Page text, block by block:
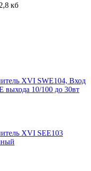
кб
XVI SWE104, Вход
выхода 10/100 до 30вт
XVI SEE103